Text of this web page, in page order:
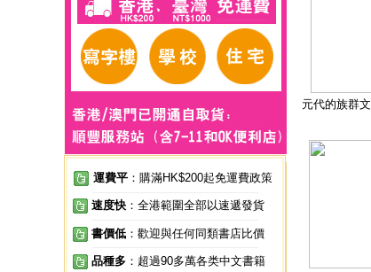
運費平 ：購滿HK$200起免運費政策
速度快 ：全港範圍全部以速遞發貨
書價低 ：歡迎與任何同類書店比價
品種多 ：超過90多萬各类中文書籍
元代的族群